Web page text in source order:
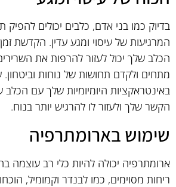
בדיוק כמו בני אדם, כלבים יכולים
המרגיעות של עיסוי ומגע עדין. הקדשת
הכלב שלך יכול לעזור להרפות את
מתחים ולקדם תחושות של נוחות וביטחון.
באינטראקציות היומיומיות שלך עם הכלב
הקשר שלך ולעזור לו להרגיש יותר בנוח.
שימוש בארומתרפיה
ארומתרפיה יכולה להיות כלי רב עוצמה
ריחות מסוימים, כמו לבנדר וקמומיל,